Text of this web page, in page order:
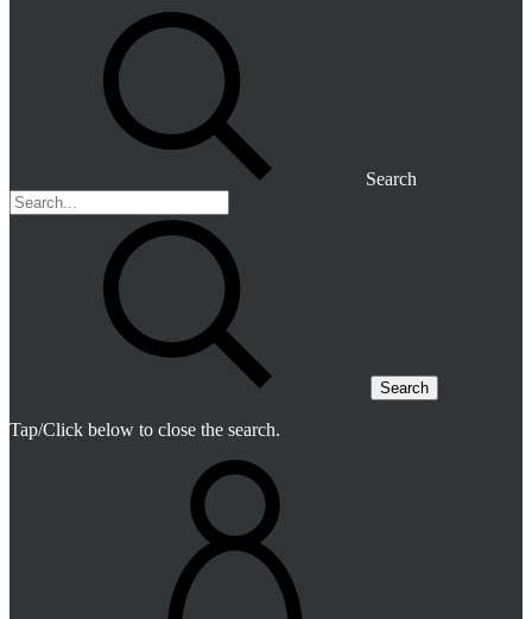
Search
Search
Tap/Click below to close the search.